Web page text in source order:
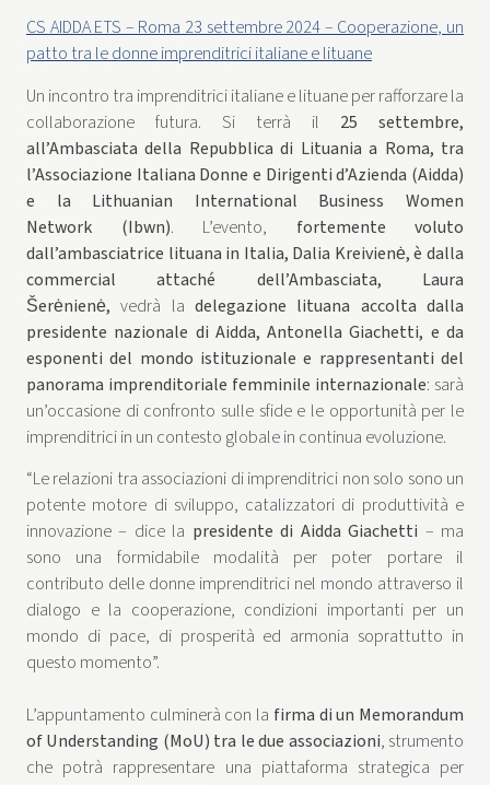
CS AIDDA ETS – Roma 23 settembre 2024 – Cooperazione, un
patto tra le donne imprenditrici italiane e lituane
Un incontro tra imprenditrici italiane e lituane per rafforzare la
collaborazione futura. Si terrà il 25 settembre,
all’Ambasciata della Repubblica di Lituania a Roma, tra
l’Associazione Italiana Donne e Dirigenti d’Azienda (Aidda)
e la Lithuanian International Business Women
Network (Ibwn). L’evento, fortemente voluto
dall’ambasciatrice lituana in Italia, Dalia Kreivienė, è dalla
commercial attaché dell’Ambasciata, Laura
Šerėnienė, vedrà la delegazione lituana accolta dalla
presidente nazionale di Aidda, Antonella Giachetti, e da
esponenti del mondo istituzionale e rappresentanti del
panorama imprenditoriale femminile internazionale: sarà
un’occasione di confronto sulle sfide e le opportunità per le
imprenditrici in un contesto globale in continua evoluzione.
“Le relazioni tra associazioni di imprenditrici non solo sono un
potente motore di sviluppo, catalizzatori di produttività e
innovazione – dice la presidente di Aidda Giachetti – ma
sono una formidabile modalità per poter portare il
contributo delle donne imprenditrici nel mondo attraverso il
dialogo e la cooperazione, condizioni importanti per un
mondo di pace, di prosperità ed armonia soprattutto in
questo momento”.
L’appuntamento culminerà con la firma di un Memorandum
of Understanding (MoU) tra le due associazioni, strumento
che potrà rappresentare una piattaforma strategica per